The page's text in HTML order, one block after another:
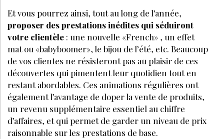
Et vous pourrez ainsi, tout au long de l’année,
proposer des prestations inédites qui séduiront
votre clientèle : une nouvelle «French» , un effet
mat ou «babyboomer», le bijou de l’été, etc. Beaucoup
de vos clientes ne résisteront pas au plaisir de ces
découvertes qui pimentent leur quotidien tout en
restant abordables. Ces animations régulières ont
également l’avantage de doper la vente de produits,
un revenu supplémentaire essentiel au chiffre
d’affaires, et qui permet de garder un niveau de prix
raisonnable sur les prestations de base.